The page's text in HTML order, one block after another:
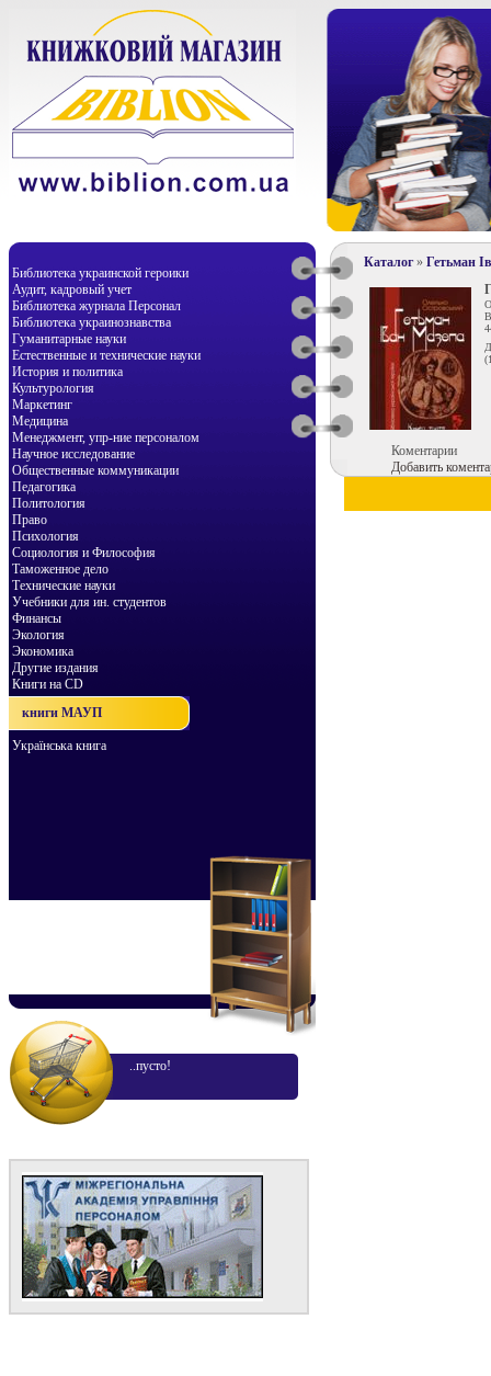
Библиотека украинской героики
Аудит, кадровый учет
Библиотека журнала Персонал
Библиотека украинознавства
Гуманитарные науки
Естественные и технические науки
История и политика
Культурология
Маркетинг
Медицина
Менеджмент, упр-ние персоналом
Научное исследование
Общественные коммуникации
Педагогика
Политология
Право
Психология
Социология и Философия
Таможенное дело
Технические науки
Учебники для ин. студентов
Финансы
Экология
Экономика
Другие издания
Книги на CD
книги МАУП
Українська книга
..пусто!
Каталог» Гетьман
Коментарии
Добавить